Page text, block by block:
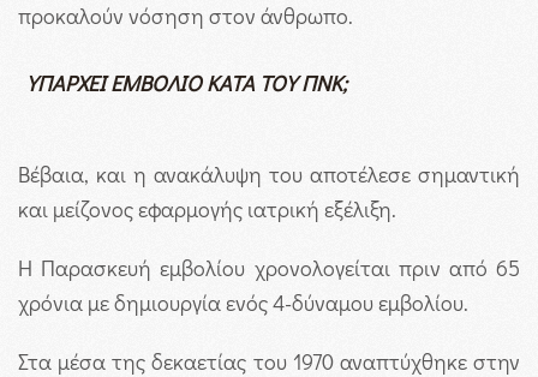
προκαλούν νόσηση στον άνθρωπο.
ΥΠΑΡΧΕΙ ΕΜΒΟΛΙΟ ΚΑΤΑ ΤΟΥ ΠΝΚ;
Βέβαια, και η ανακάλυψη του αποτέλεσε σημαντική
και μείζονος εφαρμογής ιατρική εξέλιξη.
Η Παρασκευή εμβολίου χρονολογείται πριν από 65
χρόνια με δημιουργία ενός 4-δύναμου εμβολίου.
Στα μέσα της δεκαετίας του 1970 αναπτύχθηκε στην